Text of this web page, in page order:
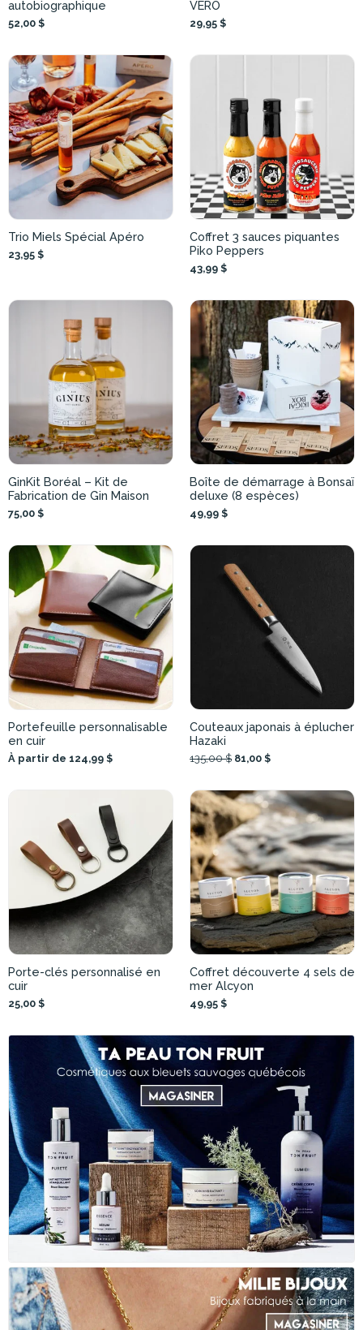
autobiographique
52,00 $
VÉRO
29,95 $
Trio Miels Spécial Apéro
23,95 $
Coffret 3 sauces piquantes
Piko Peppers
43,99 $
GinKit Boréal – Kit de
Fabrication de Gin Maison
75,00 $
Boîte de démarrage à Bonsaï
deluxe (8 espèces)
49,99 $
Portefeuille personnalisable
en cuir
À partir de 124,99 $
Couteaux japonais à éplucher
Hazaki
135,00 $ 81,00 $
Porte-clés personnalisé en
cuir
25,00 $
Coffret découverte 4 sels de
mer Alcyon
49,95 $